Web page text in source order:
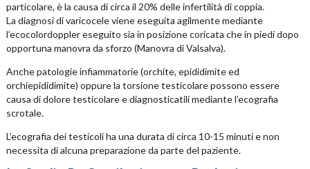
particolare, è la causa di circa il 20% delle infertilità di coppia.
La diagnosi di varicocele viene eseguita agilmente mediante
l’ecocolordoppler eseguito sia in posizione coricata che in piedi dopo
opportuna manovra da sforzo (Manovra di Valsalva).
Anche patologie infiammatorie (orchite, epididimite ed
orchiepididimite) oppure la torsione testicolare possono essere
causa di dolore testicolare e diagnosticatili mediante l’ecografia
scrotale.
L’ecografia dei testicoli ha una durata di circa 10-15 minuti e non
necessita di alcuna preparazione da parte del paziente.